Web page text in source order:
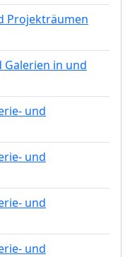
Projekträumen
Galerien in und
und
und
und
und